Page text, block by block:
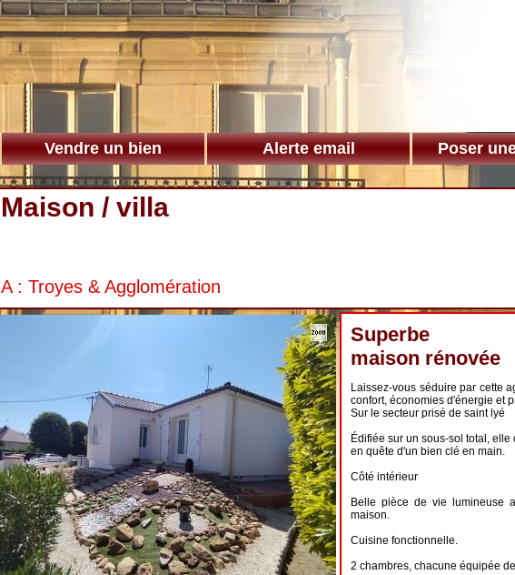
Vendre un bien Alerte email Poser
A : Troyes & Agglomération
Maison / villa
Superbe
maison rénovée
Laissez-vous séduire par cette
confort, économies d'énergie et
Sur le secteur prisé de saint lyé
Édifiée sur un sous-sol total,
en quête d'un bien clé en main.
Côté intérieur
Belle pièce de vie lumineuse
maison.
Cuisine fonctionnelle.
2 chambres, chacune équipée